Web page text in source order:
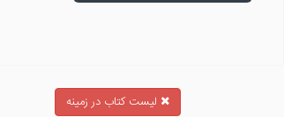
ليست كتاب در زمينه